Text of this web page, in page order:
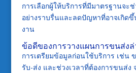
การเลือกผู้ให้บริการที่มีมาตรฐานจะ
อย่างราบรื่นและลดปัญหาที่อาจเกิดขึ้
งาน
ข้อดีของการวางแผนการขนส่ง
การเตรียมข้อมูลก่อนใช้บริการ เช่น
รับ-ส่ง และช่วงเวลาที่ต้องการขนส่ง